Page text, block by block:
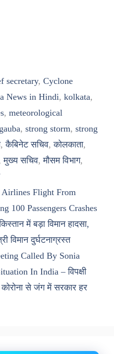
secretary, Cyclone
News in Hindi, kolkata,
, meteorological
, strong storm, strong
,कैबिनेट सचिव,कोलकाता,
मुख्य सचिव,मौसम विभाग,
Airlines Flight From
100 Passengers Crashes
में बड़ा विमान हादसा,
विमान दुर्घटनाग्रस्त
Called By Sonia
In India – विपक्षी
से जंग में सरकार हर